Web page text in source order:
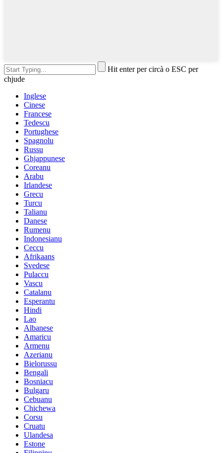
Hit enter per circà o ESC per
chjude
Inglese
Cinese
Francese
Tedescu
Portughese
Spagnolu
Russu
Ghjappunese
Coreanu
Arabu
Irlandese
Grecu
Turcu
Talianu
Danese
Rumenu
Indonesianu
Ceccu
Afrikaans
Svedese
Pulaccu
Vascu
Catalanu
Esperantu
Hindi
Lao
Albanese
Amaricu
Armenu
Azerianu
Bielorussu
Bengali
Bosniacu
Bulgaru
Cebuanu
Chichewa
Corsu
Cruatu
Ulandesa
Estone